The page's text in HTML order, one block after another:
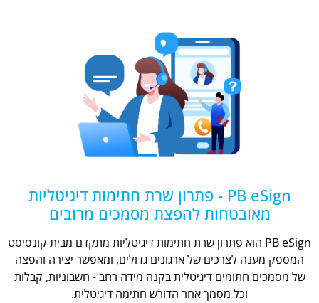
PB eSign - פתרון שרת חתימות דיגיטליות
מאובטחות להפצת מסמכים מרובים
PB eSign הוא פתרון שרת חתימות דיגיטליות מתקדם מבית קונסיסט
המספק מענה לצרכים של ארגונים גדולים, ומאפשר יצירה והפצה
של מסמכים חתומים דיגיטלית בקנה מידה רחב - חשבוניות, קבלות
וכל מסמך אחר הדורש חתימה דיגיטלית.